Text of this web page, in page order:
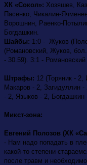
ХК «Сокол»: Хозяшев,
Пасенко, Чикалин-
Ворошнин, Раенко-
Богдашкин.
Шайбы: 1:0 - Жуков
(Романовский, Жуков,
- 30.59). 3:1 - Романовский
Штрафы: 12 (Торяник -
Макаров - 2, Загидуллин
- 2, Языков - 2, Богдашкин
Микст-зона:
Евгений Полозов (ХК
- Нам надо попадать в
какой-то степени
после травм и